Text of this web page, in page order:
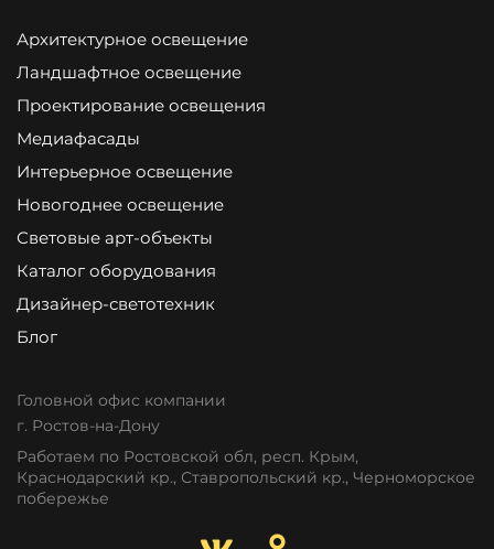
Архитектурное освещение
Ландшафтное освещение
Проектирование освещения
Медиафасады
Интерьерное освещение
Новогоднее освещение
Световые арт-объекты
Каталог оборудования
Дизайнер-светотехник
Блог
Головной офис компании
г. Ростов-на-Дону
Работаем по Ростовской обл, респ. Крым,
Краснодарский кр., Ставропольский кр., Черноморское
побережье